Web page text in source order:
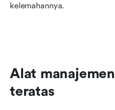
kelemahannya.
Alat
teratas